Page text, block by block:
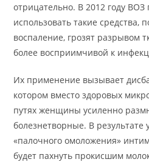
отрицательно. В 2012 году ВОЗ
использовать такие средства,
воспаление, грозят разрывом
более восприимчивой к
Их применение вызывает
котором вместо здоровых
путях женщины усиленно
болезнетворные. В
«палочного омоложения»
будет пахнуть прокисшим